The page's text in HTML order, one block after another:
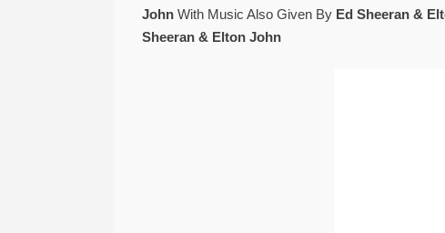
JohnWith Music Also Given ByEd Sheeran &
Sheeran & Elton John